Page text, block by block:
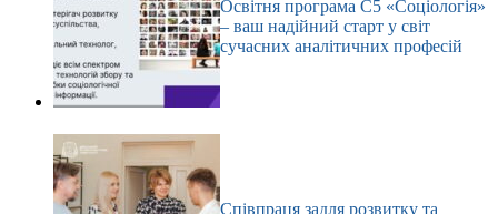
Освітня програма С5 «Соціологія»
– ваш надійний старт у світ
сучасних аналітичних професій
Співпраця задля розвитку та